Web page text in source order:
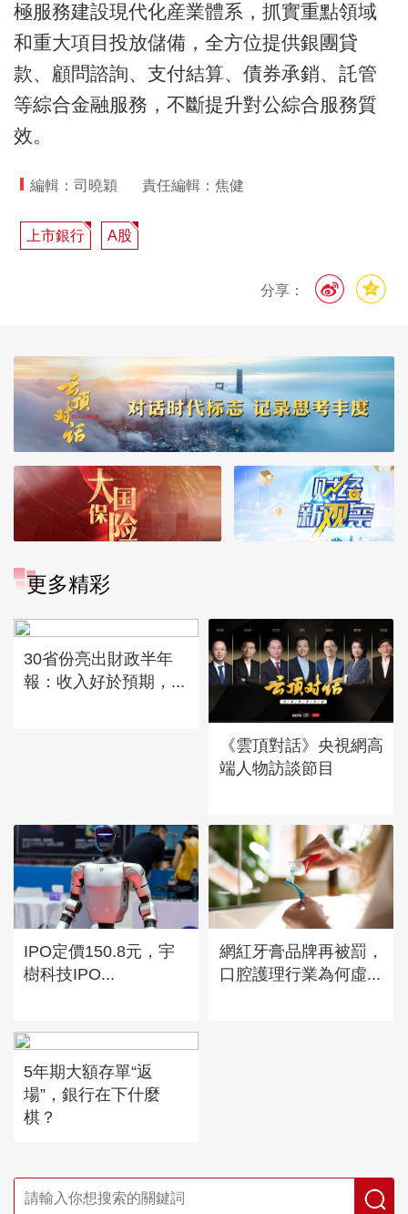
極服務建設現代化産業體系，抓實重點領域
和重大項目投放儲備，全方位提供銀團貸
款、顧問諮詢、支付結算、債券承銷、託管
等綜合金融服務，不斷提升對公綜合服務質
效。
編輯：司曉穎 責任編輯：焦健
上市銀行 A股
分享：
更多精彩
30省份亮出財政半年
報：收入好於預期，...
《雲頂對話》央視網高
端人物訪談節目
IPO定價150.8元，宇
樹科技IPO...
網紅牙膏品牌再被罰，
口腔護理行業為何虛...
5年期大額存單“返
場”，銀行在下什麼
棋？